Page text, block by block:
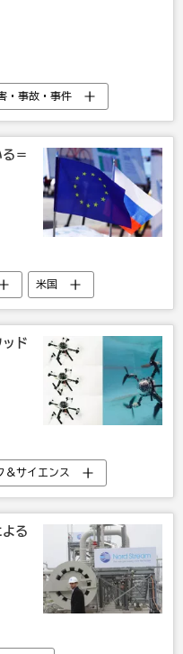
・事故・事件
＝
米国
作戦
ド
＆サイエンス
る